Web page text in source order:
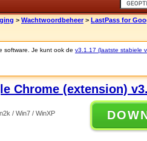
> Wachtwoordbeheer > LastPass for
software. Je kunt ook de v3.1.17 (laatste stabiele
Chrome (extension)
/ Win7 / WinXP